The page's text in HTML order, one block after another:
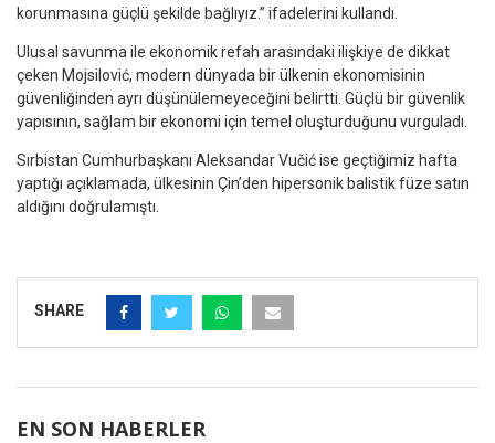
korunmasına güçlü şekilde bağlıyız.” ifadelerini kullandı.
Ulusal savunma ile ekonomik refah arasındaki ilişkiye de dikkat
çeken Mojsilović, modern dünyada bir ülkenin ekonomisinin
güvenliğinden ayrı düşünülemeyeceğini belirtti. Güçlü bir güvenlik
yapısının, sağlam bir ekonomi için temel oluşturduğunu vurguladı.
Sırbistan Cumhurbaşkanı Aleksandar Vučić ise geçtiğimiz hafta
yaptığı açıklamada, ülkesinin Çin’den hipersonik balistik füze satın
aldığını doğrulamıştı.
SHARE
EN SON HABERLER